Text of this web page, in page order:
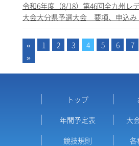
令和6年度（8/18）第46回全九州レ
大会大分県予選大会 要項、申込
« 1 2 3 4 5 6 7
»
トップ
年間予定表
大
競技規則
各